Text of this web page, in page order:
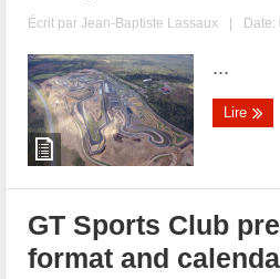
Écrit parJean-Baptiste Lassaux | Date:
...
Lire
GT Sports Club
format and